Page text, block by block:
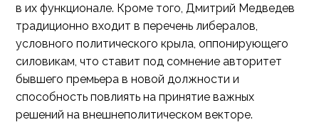
в их функционале. Кроме того, Дмитрий Медведев
традиционно входит в перечень либералов,
условного политического крыла, оппонирующего
силовикам, что ставит под сомнение авторитет
бывшего премьера в новой должности и
способность повлиять на принятие важных
решений на внешнеполитическом векторе.